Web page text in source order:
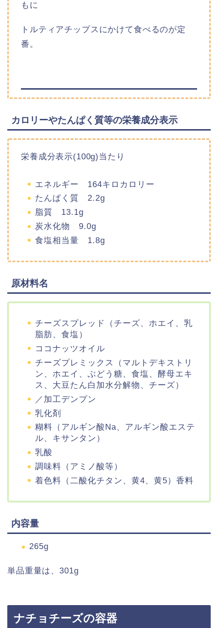
もに
トルティアチップスにかけて食べるのが定
番。
カロリーやたんぱく質等の栄養成分表示
栄養成分表示(100g)当たり
エネルギー 164キロカロリー
たんぱく質 2.2g
脂質 13.1g
炭水化物 9.0g
食塩相当量 1.8g
原材料名
チーズスプレッド（チーズ、ホエイ、乳
脂肪、食塩）
ココナッツオイル
チーズプレミックス（マルトデキストリ
ン、ホエイ、ぶどう糖、食塩、酵母エキ
ス、大豆たん白加水分解物、チーズ）
／加工デンプン
乳化剤
糊料（アルギン酸Na、アルギン酸エステ
ル、キサンタン）
乳酸
調味料（アミノ酸等）
着色料（二酸化チタン、黄4、黄5）香料
内容量
265g
単品重量は、301g
ナチョチーズの容器